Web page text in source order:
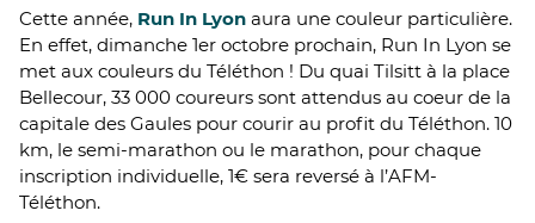
Cette année, Run In Lyon aura une couleur particulière.
En effet, dimanche 1er octobre prochain, Run In Lyon se
met aux couleurs du Téléthon ! Du quai Tilsitt à la place
Bellecour, 33 000 coureurs sont attendus au coeur de la
capitale des Gaules pour courir au profit du Téléthon. 10
km, le semi-marathon ou le marathon, pour chaque
inscription individuelle, 1€ sera reversé à l’AFM-
Téléthon.